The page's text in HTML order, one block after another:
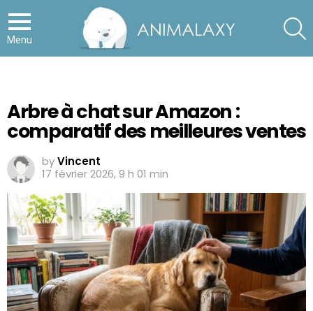
Menu
Arbre à chat sur Amazon :
comparatif des meilleures ventes
byVincent
17 février 2026, 9 h 01 min